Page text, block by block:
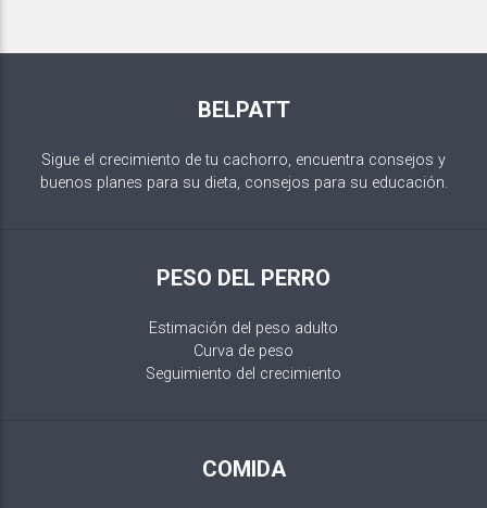
BELPATT
Sigue el crecimiento de tu cachorro, encuentra consejos y
buenos planes para su dieta, consejos para su educación.
PESO DEL PERRO
Estimación del peso adulto
Curva de peso
Seguimiento del crecimiento
COMIDA